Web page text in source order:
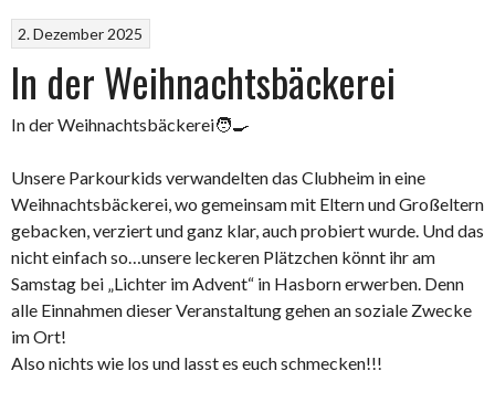
2. Dezember 2025
In der Weihnachtsbäckerei
In der Weihnachtsbäckerei🧑‍🍳
Unsere Parkourkids verwandelten das Clubheim in eine
Weihnachtsbäckerei, wo gemeinsam mit Eltern und Großeltern
gebacken, verziert und ganz klar, auch probiert wurde. Und das
nicht einfach so…unsere leckeren Plätzchen könnt ihr am
Samstag bei „Lichter im Advent“ in Hasborn erwerben. Denn
alle Einnahmen dieser Veranstaltung gehen an soziale Zwecke
im Ort!
Also nichts wie los und lasst es euch schmecken!!!